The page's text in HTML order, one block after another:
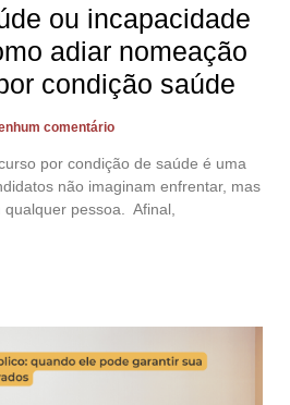
ou incapacidade
adiar nomeação
condição saúde
comentário
por condição de saúde é uma
não imaginam enfrentar, mas
pessoa. Afinal,